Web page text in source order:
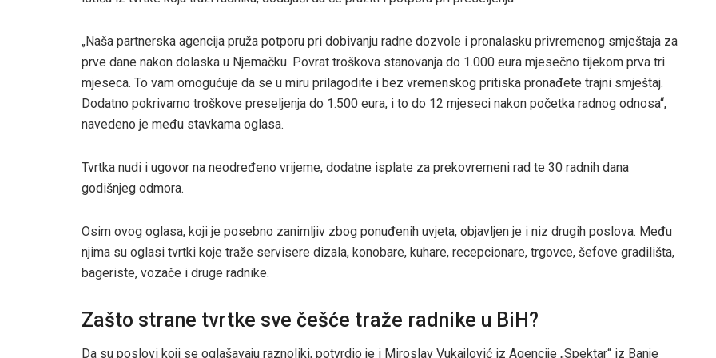
„Naša partnerska agencija pruža potporu pri dobivanju radne dozvole i pronalasku privremenog smještaja za
prve dane nakon dolaska u Njemačku. Povrat troškova stanovanja do 1.000 eura mjesečno tijekom prva tri
mjeseca. To vam omogućuje da se u miru prilagodite i bez vremenskog pritiska pronađete trajni smještaj.
Dodatno pokrivamo troškove preseljenja do 1.500 eura, i to do 12 mjeseci nakon početka radnog odnosa“,
navedeno je među stavkama oglasa.
Tvrtka nudi i ugovor na neodređeno vrijeme, dodatne isplate za prekovremeni rad te 30 radnih dana
godišnjeg odmora.
Osim ovog oglasa, koji je posebno zanimljiv zbog ponuđenih uvjeta, objavljen je i niz drugih poslova. Među
njima su oglasi tvrtki koje traže servisere dizala, konobare, kuhare, recepcionare, trgovce, šefove gradilišta,
bageriste, vozače i druge radnike.
Zašto strane tvrtke sve češće traže radnike u BiH?
Da su poslovi koji se oglašavaju raznoliki, potvrdio je i Miroslav Vukajlović iz Agencije „Spektar“ iz Banje